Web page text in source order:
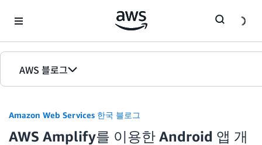
AWS 블로그
홈
에디션
Amazon Web Services 한국 블로그
AWS Amplify를 이용한 Android 앱 개